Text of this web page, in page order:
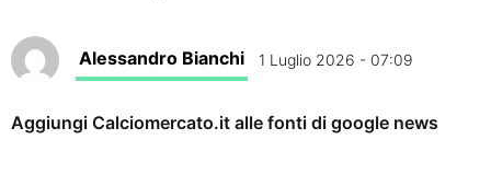
Alessandro Bianchi 1 Luglio 2026 - 07:09
Aggiungi Calciomercato.it alle fonti di google news